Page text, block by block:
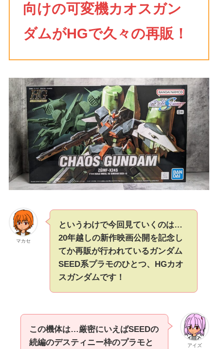
向けの可変機カオスガン
ダムがHGで久々の再販！
マカセ
というわけで今回見ていくのは…
20年越しの新作映画公開を記念し
てか再販が行われているガンダム
SEED系プラモのひとつ、HGカオ
スガンダムです！
アイズ
この機体は…厳密にいえばSEEDの
続編のデスティニー枠のプラモと